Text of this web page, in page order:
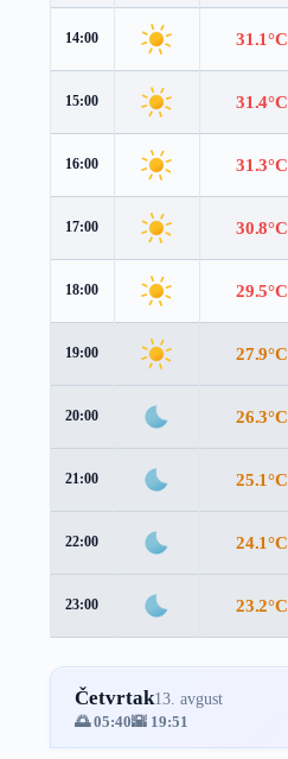
14:00 31.1°C
15:00 31.4°C
16:00 31.3°C
17:00 30.8°C
18:00 29.5°C
19:00 27.9°C
20:00 26.3°C
21:00 25.1°C
22:00 24.1°C
23:00 23.2°C
Četvrtak13. avgust
🌅 05:40🌇 19:51